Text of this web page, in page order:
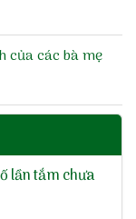
của các bà mẹ
lần tắm chưa